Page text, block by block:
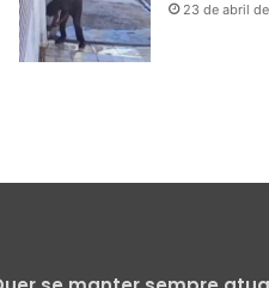
23 de abril